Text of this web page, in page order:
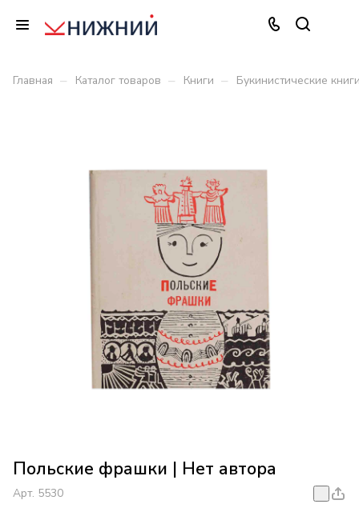
Главная – Каталог товаров – Книги – Букинистические
Польские фрашки | Нет автора
Арт. 5530